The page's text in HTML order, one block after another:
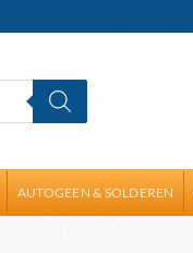
AUTOGEEN & SOLDEREN